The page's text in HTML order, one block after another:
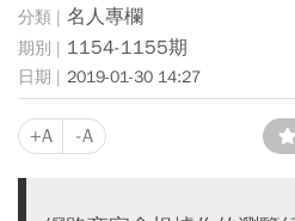
名人專欄
1154-1155期
2019-01-30 14:27
+A -A